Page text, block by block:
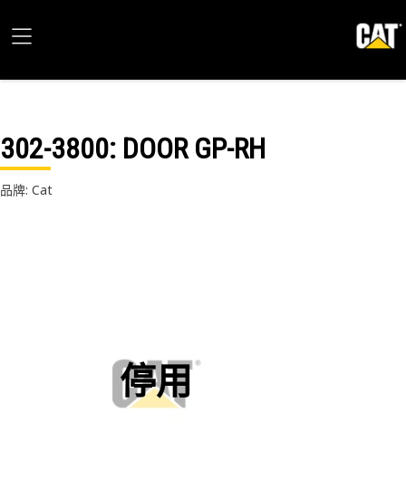
302-3800: DOOR GP-RH
品牌: Cat
停用